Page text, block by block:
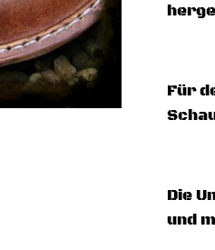
Für
Die
und